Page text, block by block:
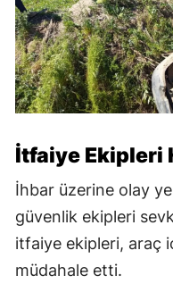
İtfaiye Ekipleri
İhbar üzerine olay
güvenlik ekipleri
itfaiye ekipleri, araç
müdahale etti.